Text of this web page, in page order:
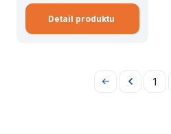
Detail produktu
Na
Předchozí
1